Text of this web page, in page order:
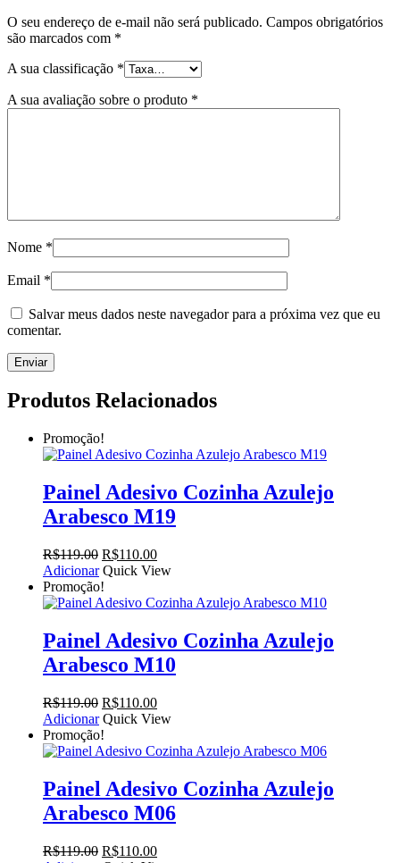
O seu endereço de e-mail não será publicado. Campos obrigatórios
são marcados com *
A sua classificação *
A sua avaliação sobre o produto *
Nome *
Email *
Salvar meus dados neste navegador para a próxima vez que eu
comentar.
Produtos Relacionados
Promoção!
Painel Adesivo Cozinha Azulejo
Arabesco M19
R$119.00 O
preço
original
era:
R$110.00O
preço
é:
Adicionar Quick View
Promoção!
Painel Adesivo Cozinha Azulejo
Arabesco M10
R$119.00 O
preço
original
era:
R$110.00O
preço
é:
Adicionar Quick View
Promoção!
Painel Adesivo Cozinha Azulejo
Arabesco M06
R$119.00 O
R$110.00O